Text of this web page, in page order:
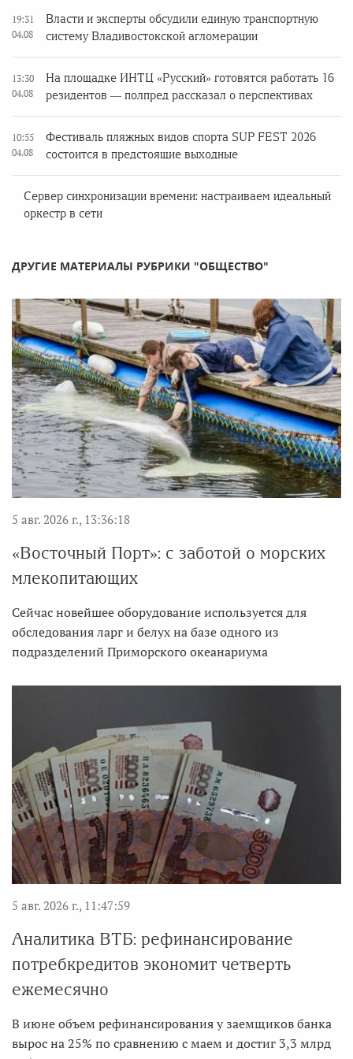
19:31
04.08
Власти и эксперты обсудили единую транспортную
систему Владивостокской агломерации
13:30
04.08
На площадке ИНТЦ «Русский» готовятся работать 16
резидентов — полпред рассказал о перспективах
10:55
04.08
Фестиваль пляжных видов спорта SUP FEST 2026
состоится в предстоящие выходные
Сервер синхронизации времени: настраиваем идеальный
оркестр в сети
ДРУГИЕ МАТЕРИАЛЫ РУБРИКИ "ОБЩЕСТВО"
5 авг. 2026 г., 13:36:18
«Восточный Порт»: с заботой о морских
млекопитающих
Сейчас новейшее оборудование используется для
обследования ларг и белух на базе одного из
подразделений Приморского океанариума
5 авг. 2026 г., 11:47:59
Аналитика ВТБ: рефинансирование
потребкредитов экономит четверть
ежемесячно
В июне объем рефинансирования у заемщиков банка
вырос на 25% по сравнению с маем и достиг 3,3 млрд